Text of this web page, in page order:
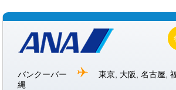
バンクーバー
東京, 大阪, 名古屋,
縄